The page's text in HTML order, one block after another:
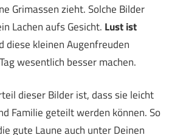
Grimassen zieht. Solche Bilder
Lachen aufs Gesicht. Lust ist
diese kleinen Augenfreuden
wesentlich besser machen.
dieser Bilder ist, dass sie leicht
Familie geteilt werden können. So
gute Laune auch unter Deinen